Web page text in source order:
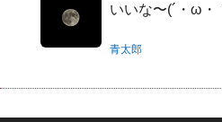
いいな〜(´・ω・
青太郎